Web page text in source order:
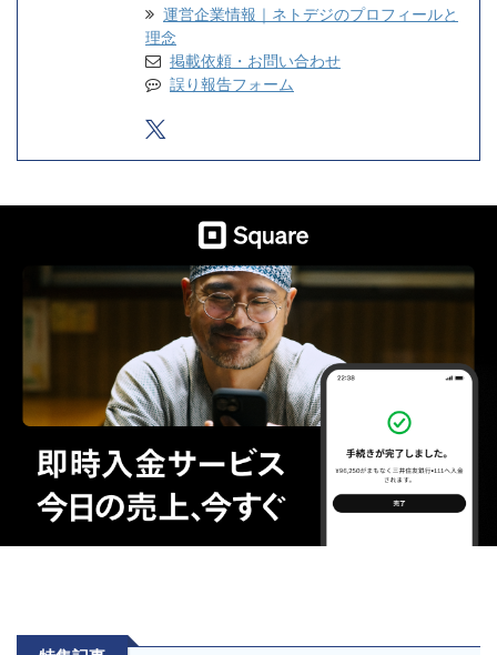
運営企業情報｜ネトデジのプロフィールと
理念
掲載依頼・お問い合わせ
誤り報告フォーム